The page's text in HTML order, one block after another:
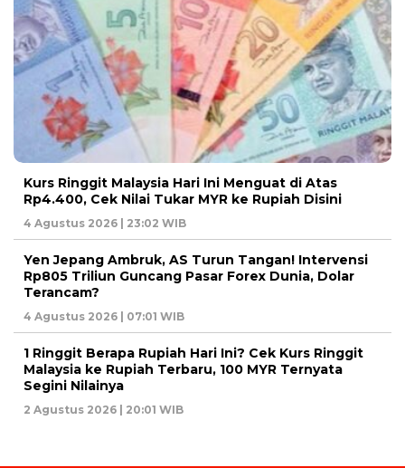
Kurs Ringgit Malaysia Hari Ini Menguat di Atas
Rp4.400, Cek Nilai Tukar MYR ke Rupiah Disini
4 Agustus 2026 | 23:02 WIB
Yen Jepang Ambruk, AS Turun Tangan! Intervensi
Rp805 Triliun Guncang Pasar Forex Dunia, Dolar
Terancam?
4 Agustus 2026 | 07:01 WIB
1 Ringgit Berapa Rupiah Hari Ini? Cek Kurs Ringgit
Malaysia ke Rupiah Terbaru, 100 MYR Ternyata
Segini Nilainya
2 Agustus 2026 | 20:01 WIB